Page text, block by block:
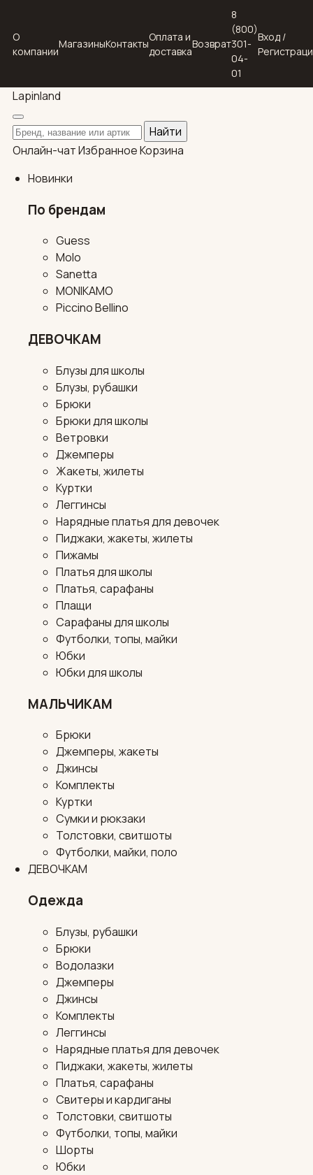
О
компании
МагазиныКонтакты
Оплата и
доставка
Возврат
8
(800)
301-
04-
01
Вход /
Lapinland
Поиск по каталогу
Найти
Онлайн-чатИзбранноеКорзина
Новинки
По брендам
Guess
Molo
Sanetta
MONIKAMO
Piccino Bellino
ДЕВОЧКАМ
Блузы для школы
Блузы, рубашки
Брюки
Брюки для школы
Ветровки
Джемперы
Жакеты, жилеты
Куртки
Леггинсы
Нарядные платья для девочек
Пиджаки, жакеты, жилеты
Пижамы
Платья для школы
Платья, сарафаны
Плащи
Сарафаны для школы
Футболки, топы, майки
Юбки
Юбки для школы
МАЛЬЧИКАМ
Брюки
Джемперы, жакеты
Джинсы
Комплекты
Куртки
Сумки и рюкзаки
Толстовки, свитшоты
Футболки, майки, поло
ДЕВОЧКАМ
Одежда
Блузы, рубашки
Брюки
Водолазки
Джемперы
Джинсы
Комплекты
Леггинсы
Нарядные платья для девочек
Пиджаки, жакеты, жилеты
Платья, сарафаны
Свитеры и кардиганы
Толстовки, свитшоты
Футболки, топы, майки
Шорты
Юбки